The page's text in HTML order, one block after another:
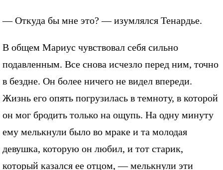
— Откуда бы мне это? — изумлялся Тенардье.
В общем Мариус чувствовал себя сильно
подавленным. Все снова исчезло перед ним, точно
в бездне. Он более ничего не видел впереди.
Жизнь его опять погрузилась в темноту, в которой
он мог бродить только на ощупь. На одну минуту
ему мелькнули было во мраке и та молодая
девушка, которую он любил, и тот старик,
который казался ее отцом, — мелькнули эти